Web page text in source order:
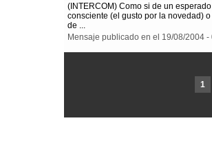
(INTERCOM) Como si de un
consciente (el gusto por la novedad)
de ...
Mensaje publicado en el 19/08/2004 -
1